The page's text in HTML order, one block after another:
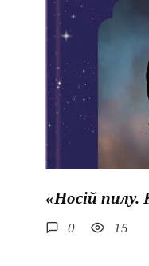
«Носій
0 15